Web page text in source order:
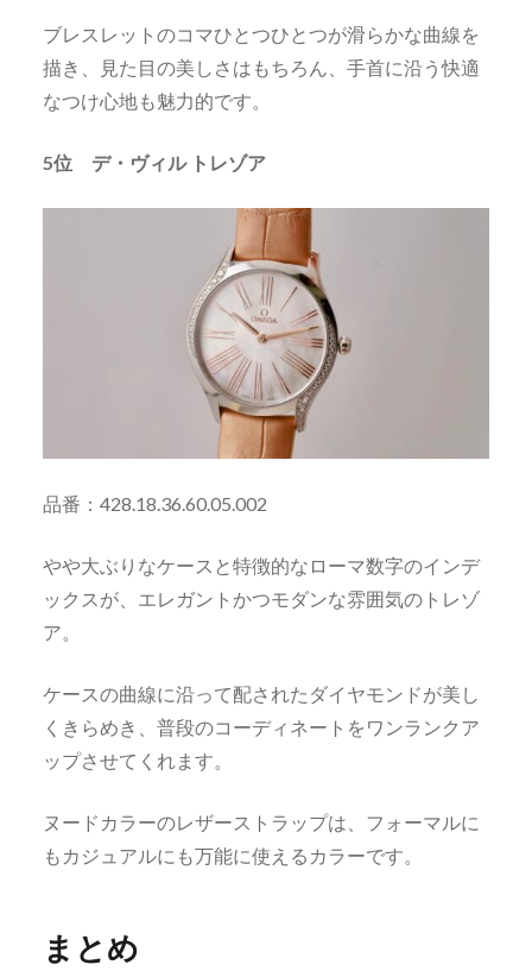
ブレスレットのコマひとつひとつが滑らかな曲線を
描き、見た目の美しさはもちろん、手首に沿う快適
なつけ心地も魅力的です。
5位 デ・ヴィル トレゾア
品番：428.18.36.60.05.002
やや大ぶりなケースと特徴的なローマ数字のインデ
ックスが、エレガントかつモダンな雰囲気のトレゾ
ア。
ケースの曲線に沿って配されたダイヤモンドが美し
くきらめき、普段のコーディネートをワンランクア
ップさせてくれます。
ヌ⁠ードカラ⁠ーのレザ⁠ーストラ⁠ップは、フォーマルに
もカジュアルにも万能に使えるカラーです。
まとめ